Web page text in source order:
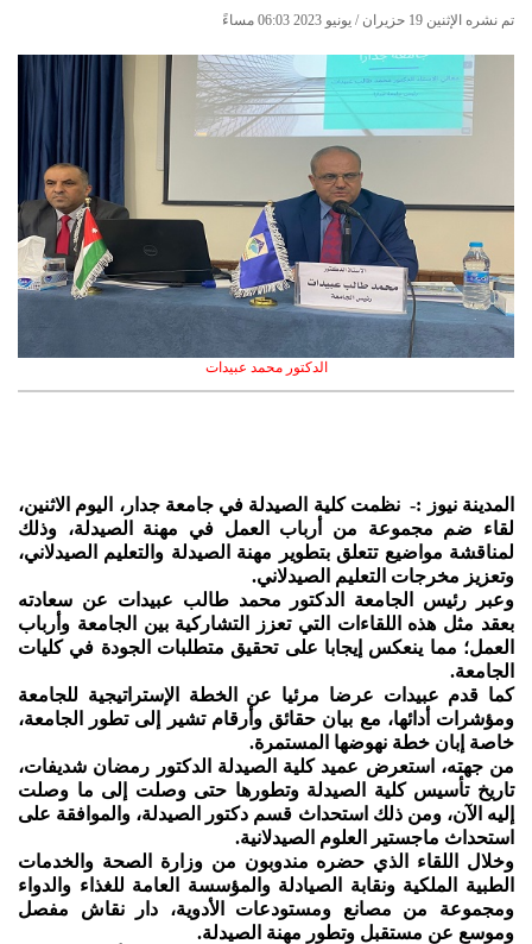
تم نشره الإثنين 19 حزيران / يونيو 2023 06:03 مساءً
الدكتور محمد عبيدات
المدينة نيوز :- نظمت كلية الصيدلة في جامعة جدار، اليوم الاثنين،
لقاء ضم مجموعة من أرباب العمل في مهنة الصيدلة، وذلك
لمناقشة مواضيع تتعلق بتطوير مهنة الصيدلة والتعليم الصيدلاني،
وتعزيز مخرجات التعليم الصيدلاني.
وعبر رئيس الجامعة الدكتور محمد طالب عبيدات عن سعادته
بعقد مثل هذه اللقاءات التي تعزز التشاركية بين الجامعة وأرباب
العمل؛ مما ينعكس إيجابا على تحقيق متطلبات الجودة في كليات
الجامعة.
كما قدم عبيدات عرضا مرئيا عن الخطة الإستراتيجية للجامعة
ومؤشرات أدائها، مع بيان حقائق وأرقام تشير إلى تطور الجامعة،
خاصة إبان خطة نهوضها المستمرة.
من جهته، استعرض عميد كلية الصيدلة الدكتور رمضان شديفات،
تاريخ تأسيس كلية الصيدلة وتطورها حتى وصلت إلى ما وصلت
إليه الآن، ومن ذلك استحداث قسم دكتور الصيدلة، والموافقة على
استحداث ماجستير العلوم الصيدلانية.
وخلال اللقاء الذي حضره مندوبون من وزارة الصحة والخدمات
الطبية الملكية ونقابة الصيادلة والمؤسسة العامة للغذاء والدواء
ومجموعة من مصانع ومستودعات الأدوية، دار نقاش مفصل
وموسع عن مستقبل وتطور مهنة الصيدلة.